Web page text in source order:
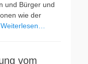
und Bürger und
wie der
Weiterlesen…
vom